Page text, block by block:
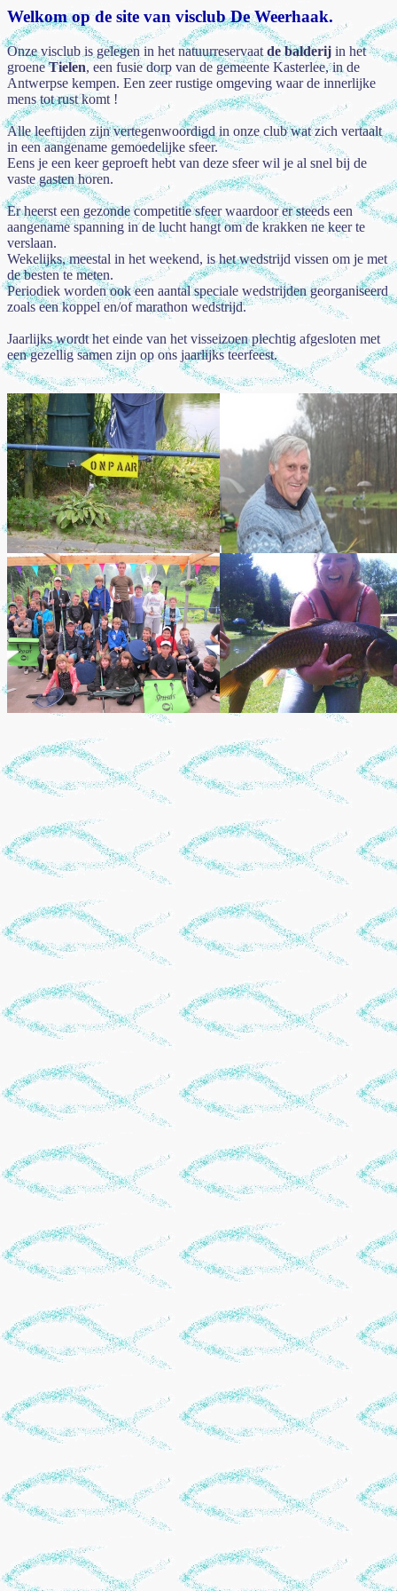
Welkom op de site van visclub De Weerhaak.
Onze visclub is gelegen in het natuurreservaat de balderij in het
groeneTielen, een fusie dorp van de gemeente Kasterlee, in de
Antwerpse kempen. Een zeer rustige omgeving waar de innerlijke
mens tot rust komt !
Alle leeftijden zijn vertegenwoordigd in onze club wat zich vertaalt
in een aangename gemoedelijke sfeer.
Eens je een keer geproeft hebt van deze sfeer wil je al snel bij de
vaste gasten horen.
Er heerst een gezonde competitie sfeer waardoor er steeds een
aangename spanning in de lucht hangt om de krakken ne keer te
verslaan.
Wekelijks, meestal in het weekend, is het wedstrijd vissen om je met
de besten te meten.
Periodiek worden ook een aantal speciale wedstrijden georganiseerd
zoals een koppel en/of marathon wedstrijd.
Jaarlijks wordt het einde van het visseizoen plechtig afgesloten met
een gezellig samen zijn op ons jaarlijks teerfeest.